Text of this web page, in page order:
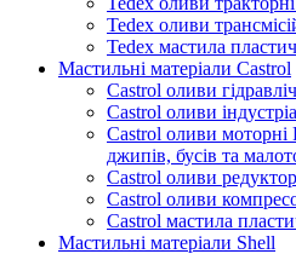
Tedex оливи
Tedex мастила
Мастильні матеріали Castrol
Castrol оливи
Castrol оливи
Castrol оливи моторні
джипів, бусів та
Castrol оливи
Castrol оливи
Castrol мастила
Мастильні матеріали Shell